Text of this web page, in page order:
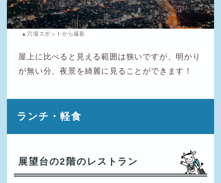
▲穴場スポットから撮影
屋上に比べると見える範囲は狭いですが、明かり
が無い分、夜景を綺麗に見ることができます！
ランチ・軽食
展望台の2階のレストラン